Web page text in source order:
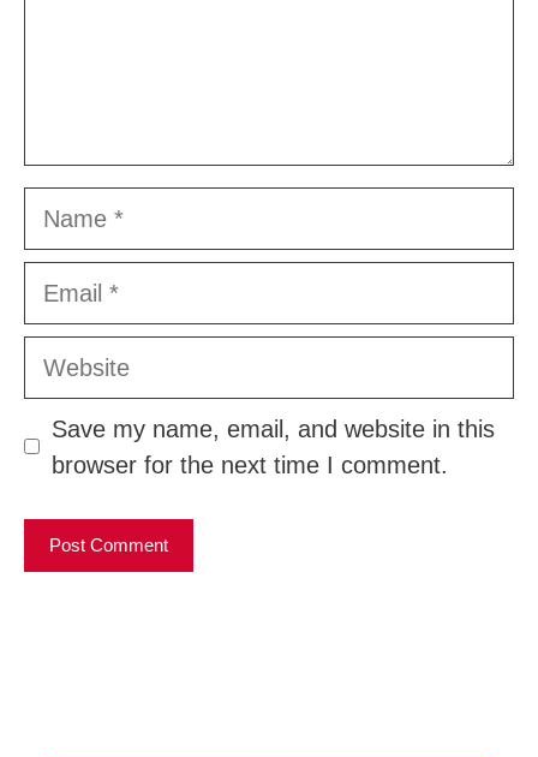
Name
Email
Website
Save my name, email, and website in this
browser for the next time I comment.